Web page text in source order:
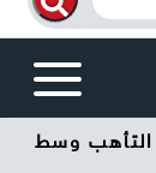
التأهب وسط